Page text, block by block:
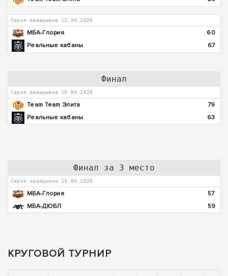
Серия завершена 12.04.2026
МБА-Глория
60
Реальные кабаны
67
Финал
Серия завершена 19.04.2026
Team Team Элита
79
Реальные кабаны
63
Финал за 3 место
Серия завершена 19.04.2026
МБА-Глория
57
МБА-ДЮБЛ
59
КРУГОВОЙ ТУРНИР